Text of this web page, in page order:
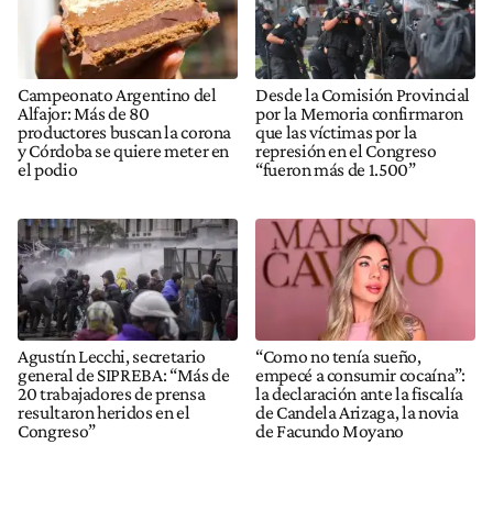
Campeonato Argentino del
Alfajor: Más de 80
productores buscan la corona
y Córdoba se quiere meter en
el podio
Desde la Comisión Provincial
por la Memoria confirmaron
que las víctimas por la
represión en el Congreso
“fueron más de 1.500”
Agustín Lecchi, secretario
general de SIPREBA: “Más de
20 trabajadores de prensa
resultaron heridos en el
Congreso”
“Como no tenía sueño,
empecé a consumir cocaína”:
la declaración ante la fiscalía
de Candela Arizaga, la novia
de Facundo Moyano